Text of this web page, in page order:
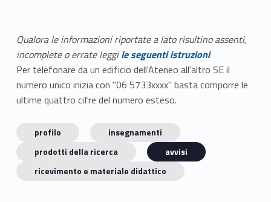
Qualora le informazioni riportate a lato risultino assenti,
incomplete o errate leggile seguenti istruzioni
Per telefonare da un edificio dell'Ateneo all'altro SE il
numero unico inizia con "06 5733xxxx" basta comporre le
ultime quattro cifre del numero esteso.
profilo
insegnamenti
prodotti della ricerca
avvisi
ricevimento e materiale didattico